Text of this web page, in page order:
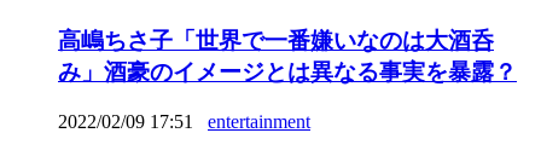
高嶋ちさ子「世界で一番嫌いなのは大酒呑
み」酒豪のイメージとは異なる事実を暴露？
2022/02/09 17:51 entertainment